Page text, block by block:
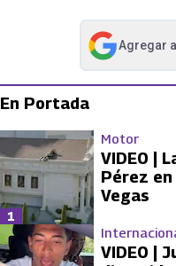
Agregar a
abre en nueva
En Portada
Motor
VIDEO |
Pérez
Vegas
1
VIDEO |